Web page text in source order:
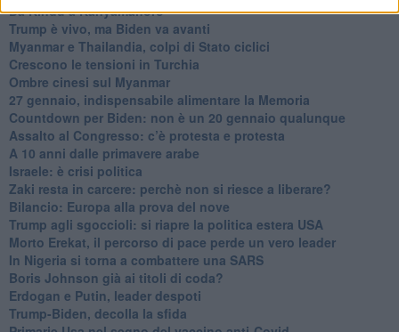
Da Kindu a Kanyamahoro
Trump è vivo, ma Biden va avanti
Myanmar e Thailandia, colpi di Stato ciclici
Crescono le tensioni in Turchia
Ombre cinesi sul Myanmar
27 gennaio, indispensabile alimentare la Memoria
Countdown per Biden: non è un 20 gennaio qualunque
Assalto al Congresso: c’è protesta e protesta
A 10 anni dalle primavere arabe
Israele: è crisi politica
Zaki resta in carcere: perchè non si riesce a liberare?
Bilancio: Europa alla prova del nove
Trump agli sgoccioli: si riapre la politica estera USA
Morto Erekat, il percorso di pace perde un vero leader
In Nigeria si torna a combattere una SARS
Boris Johnson già ai titoli di coda?
Erdogan e Putin, leader despoti
Trump-Biden, decolla la sfida